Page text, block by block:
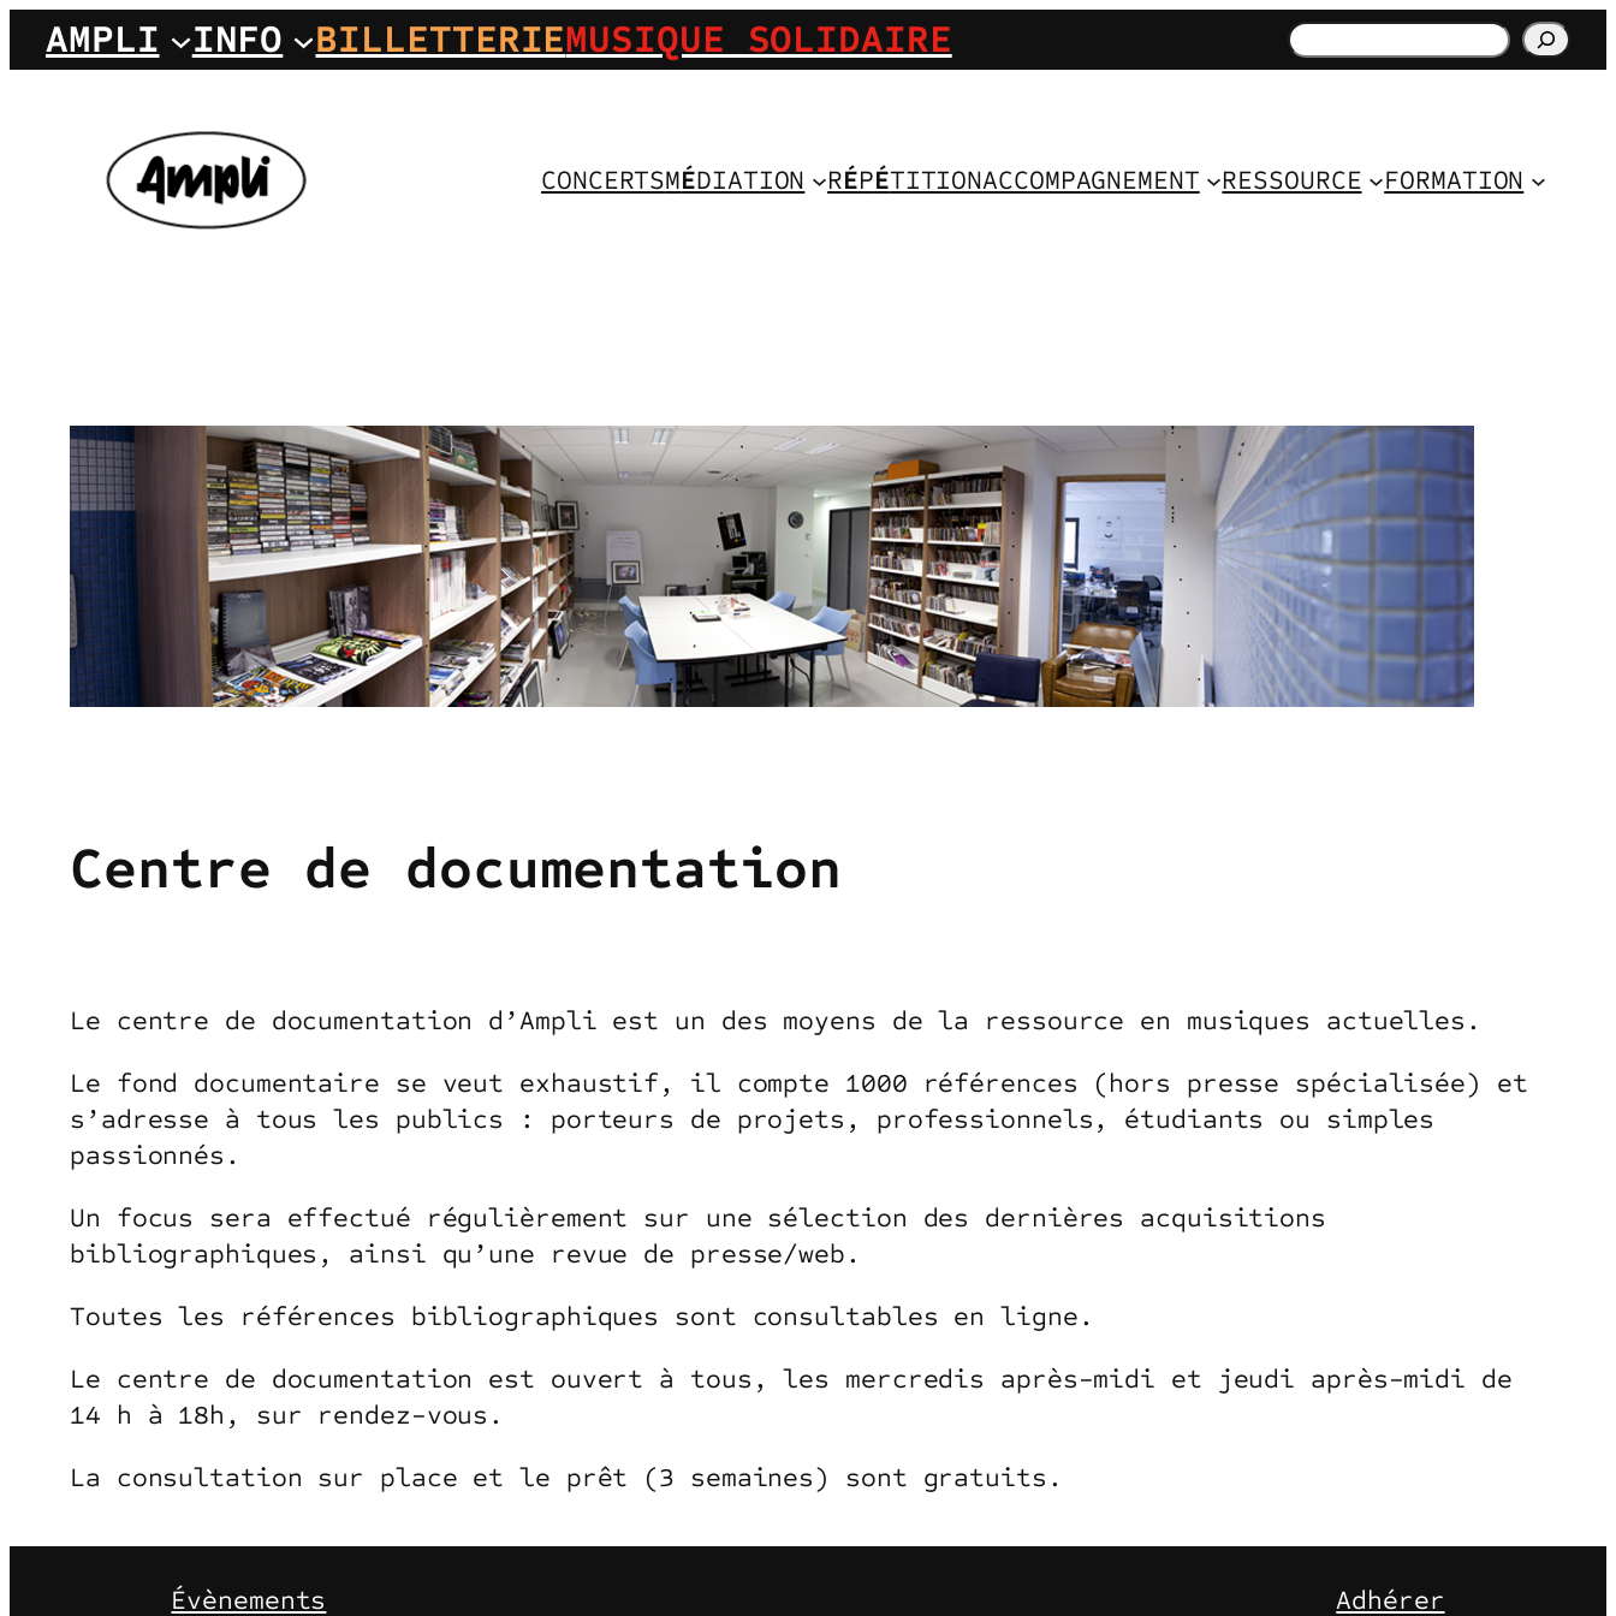
Aller
auAMPLI INFO BILLETTERIEMUSIQUE SOLIDAIRE Rechercher
CONCERTSMÉDIATION RÉPÉTITIONACCOMPAGNEMENT RESSOURCE FORMATION
Centre de documentation
Le centre de documentation d’Ampli est un des moyens de la ressource en musiques actuelles.
Le fond documentaire se veut exhaustif, il compte 1000 références (hors presse spécialisée) et
s’adresse à tous les publics : porteurs de projets, professionnels, étudiants ou simples
passionnés.
Un focus sera effectué régulièrement sur une sélection des dernières acquisitions
bibliographiques, ainsi qu’une revue de presse/web.
Toutes les références bibliographiques sont consultables en ligne.
Le centre de documentation est ouvert à tous, les mercredis après-­midi et jeudi après-­midi de
14 h à 18h, sur rendez-­vous.
La consultation sur place et le prêt (3 semaines) sont gratuits.
Évènements Adhérer